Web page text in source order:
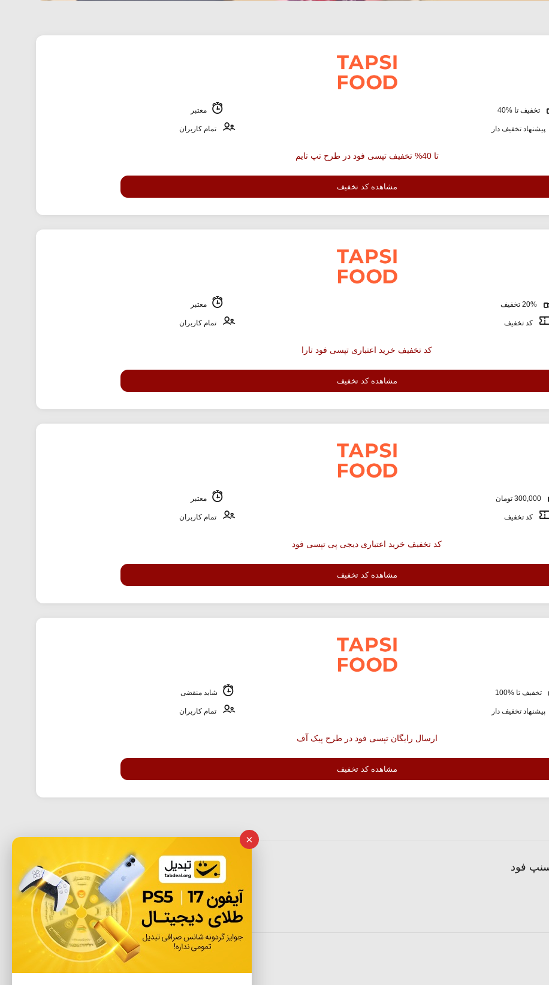
تخفیف تا %40 معتبر
پیشنهاد تخفیف دار تمام کاربران
تا 40% تخفیف تپسی فود در طرح تپ تایم
مشاهده کد تخفیف
20% تخفیف معتبر
کد تخفیف تمام کاربران
کد تخفیف خرید اعتباری تپسی فود تارا
مشاهده کد تخفیف
معتبر
کد تخفیف تمام کاربران
کد تخفیف خرید اعتباری دیجی پی تپسی فود
مشاهده کد تخفیف
تخفیف تا %100 شاید منقضی
پیشنهاد تخفیف دار تمام کاربران
ارسال رایگان تپسی فود در طرح پیک آف
مشاهده کد تخفیف
ثبت نظر
0لایک
×